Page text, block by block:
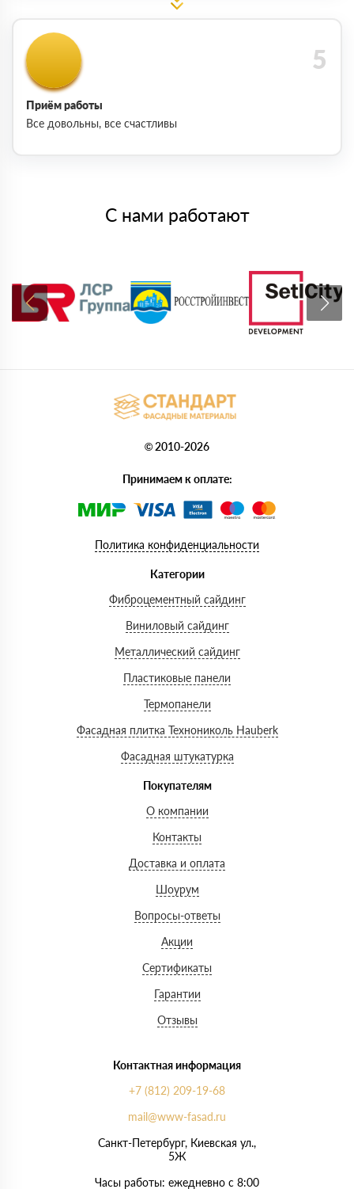
Приём работы
Все довольны, все счастливы
С нами работают
© 2010-2026
Принимаем к оплате:
Политика конфиденциальности
Категории
Фиброцементный сайдинг
Виниловый сайдинг
Металлический сайдинг
Пластиковые панели
Термопанели
Фасадная плитка Технониколь Hauberk
Фасадная штукатурка
Покупателям
О компании
Контакты
Доставка и оплата
Шоурум
Вопросы-ответы
Акции
Сертификаты
Гарантии
Отзывы
Контактная информация
+7 (812) 209-19-68
mail@www-fasad.ru
Санкт-Петербург, ​Киевская ул.,
5Ж
Часы работы: ежедневно с 8:00